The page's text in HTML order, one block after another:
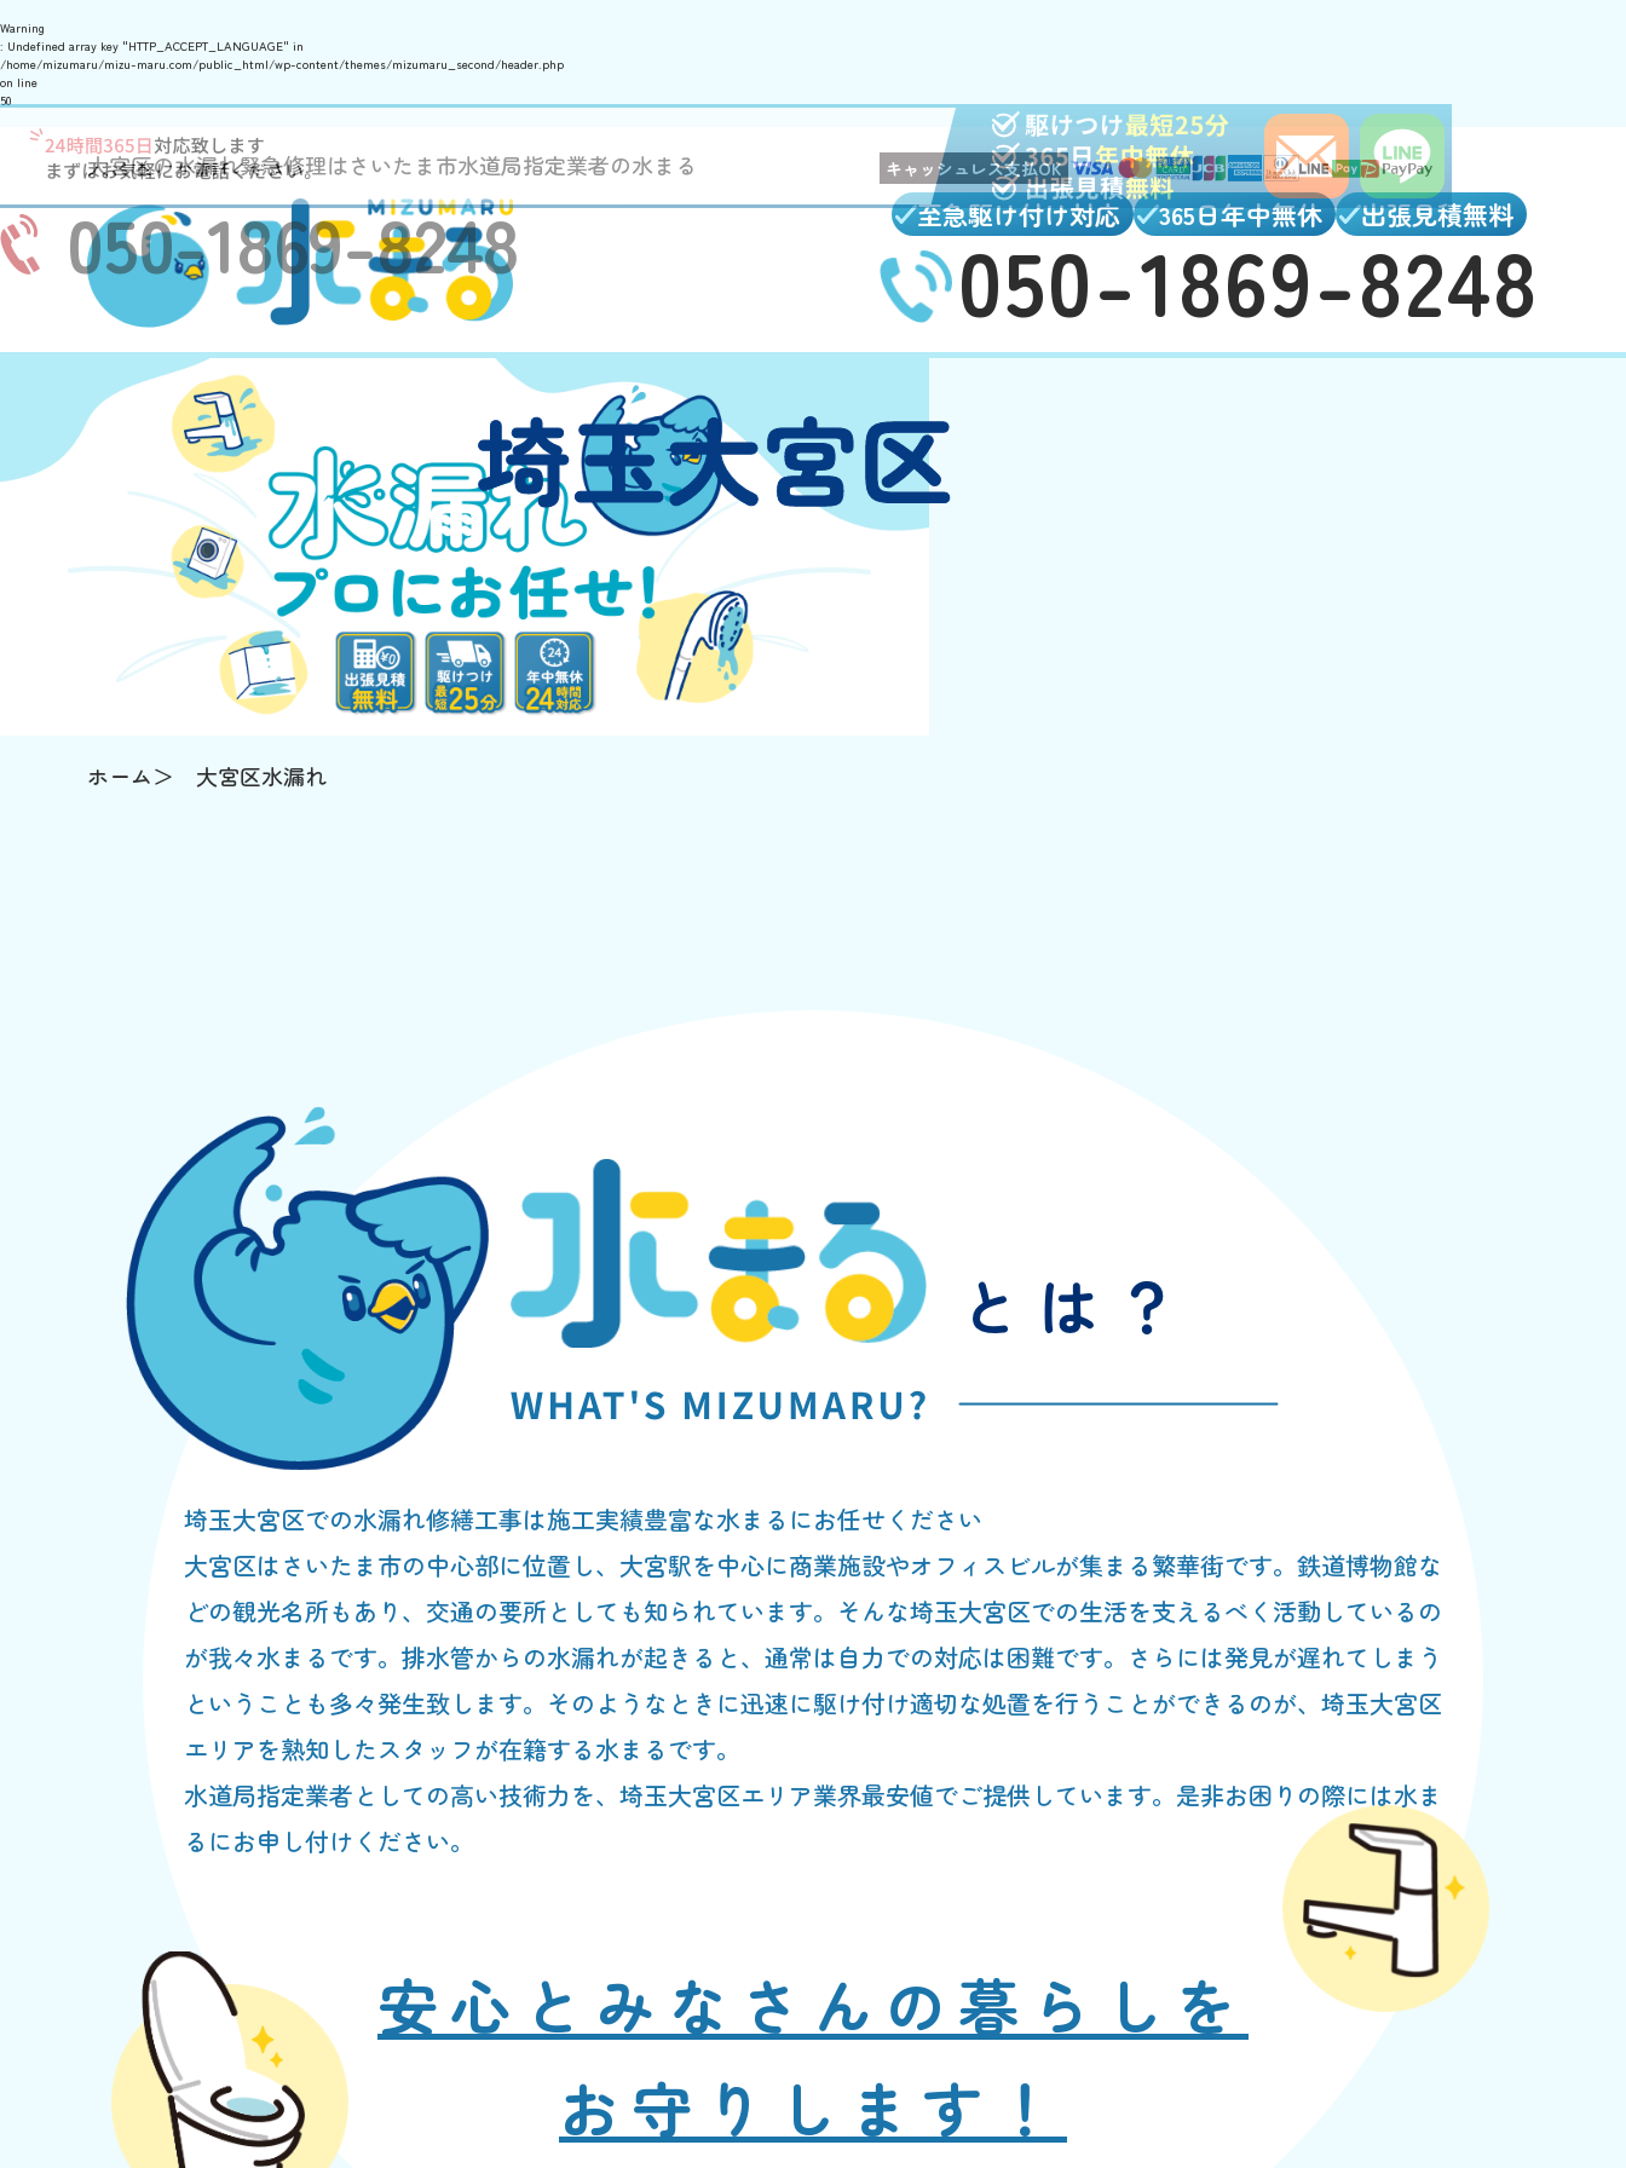
Warning
: Undefined array key "HTTP_ACCEPT_LANGUAGE" in
/home/mizumaru/mizu-maru.com/public_html/wp-content/themes/mizumaru_second/header.php
on line
50
大宮区の水漏れ緊急修理はさいたま市水道局指定業者の水まる キャッシュレス支払OK
至急駆け付け対応 365日年中無休 出張見積無料
050-1869-8248
埼玉大宮区
ホーム 大宮区水漏れ
埼玉大宮区での水漏れ修繕工事は施工実績豊富な水まるにお任せください
大宮区はさいたま市の中心部に位置し、大宮駅を中心に商業施設やオフィスビルが集まる繁華街です。鉄道博物館な
どの観光名所もあり、交通の要所としても知られています。そんな埼玉大宮区での生活を支えるべく活動しているの
が我々水まるです。排水管からの水漏れが起きると、通常は自力での対応は困難です。さらには発見が遅れてしまう
ということも多々発生致します。そのようなときに迅速に駆け付け適切な処置を行うことができるのが、埼玉大宮区
エリアを熟知したスタッフが在籍する水まるです。
水道局指定業者としての高い技術力を、埼玉大宮区エリア業界最安値でご提供しています。是非お困りの際には水ま
るにお申し付けください。
安心と みなさんの暮らしを
お守りします！
050-1869-8248